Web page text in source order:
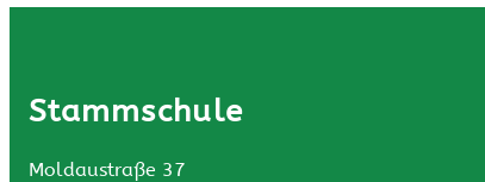
Stammschule
Moldaustraße 37